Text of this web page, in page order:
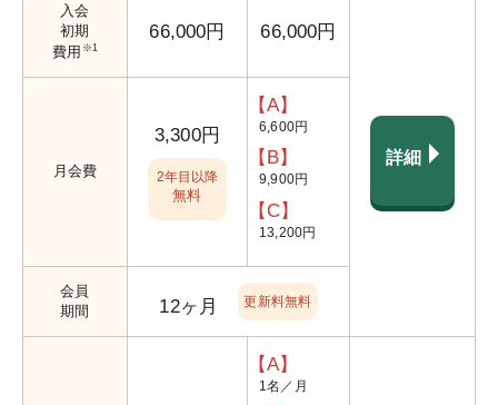
入会
初期
費用 ※1
66,000円 66,000円
詳細
月会費
3,300円
2年目以降
無料
【A】
6,600円
【B】
9,900円
【C】
13,200円
会員
期間
12ヶ月 更新料無料
【A】
1名／月